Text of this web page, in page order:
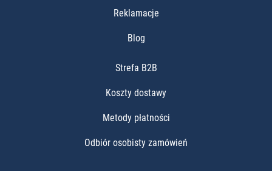
Reklamacje
Blog
Strefa B2B
Koszty dostawy
Metody płatności
Odbiór osobisty zamówień